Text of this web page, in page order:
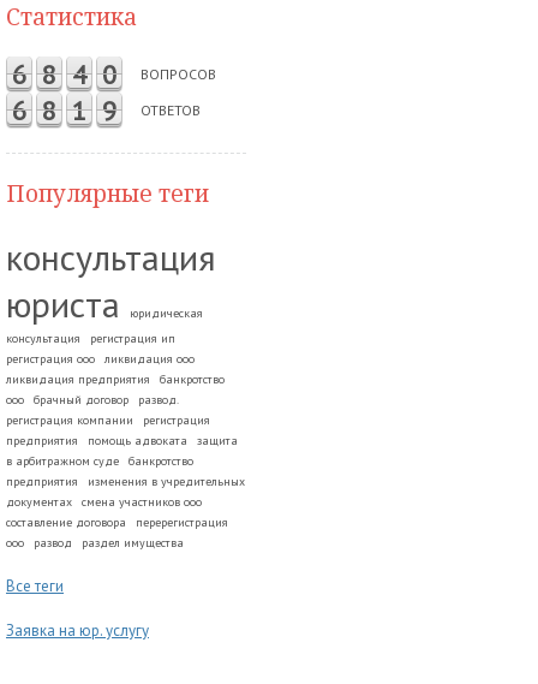
Статистика
6 8 4 0 ВОПРОСОВ
6 8 1 9 ОТВЕТОВ
Популярные теги
консультация
юриста
юридическая
консультация
регистрация ип
регистрация ооо
ликвидация ооо
ликвидация предприятия
банкротство
ооо
брачный договор
развод.
регистрация компании
регистрация
предприятия
помощь адвоката
защита
в арбитражном суде
банкротство
предприятия
изменения в учредительных
документах
смена участников ооо
составление договора
перерегистрация
ооо
развод раздел имущества
Все теги
Заявка на юр. услугу